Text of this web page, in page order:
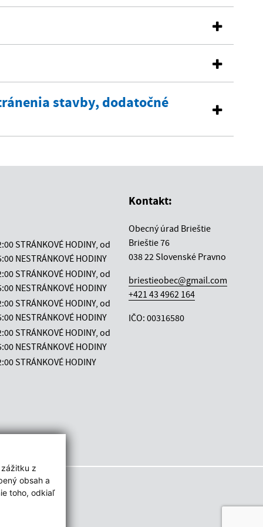
z
obsah a
toho, odkiaľ
stavby, dodatočné
STRÁNKOVÉ HODINY, od
NESTRÁNKOVÉ HODINY
STRÁNKOVÉ HODINY, od
NESTRÁNKOVÉ HODINY
STRÁNKOVÉ HODINY, od
NESTRÁNKOVÉ HODINY
STRÁNKOVÉ HODINY, od
NESTRÁNKOVÉ HODINY
STRÁNKOVÉ HODINY
Kontakt:
Obecný úrad Brieštie
Brieštie 76
038 22 Slovenské Pravno
briestieobec@gmail.com
+421 43 4962 164
IČO: 00316580